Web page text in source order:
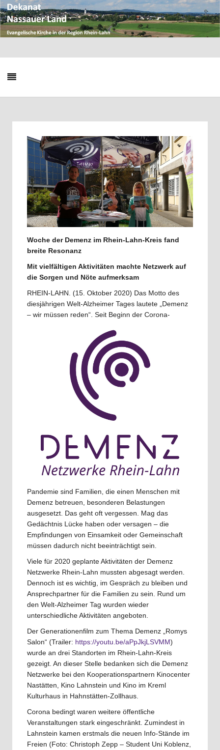
Woche der Demenz im Rhein-Lahn-Kreis fand
breite Resonanz
Mit vielfältigen Aktivitäten machte Netzwerk auf
die Sorgen und Nöte aufmerksam
RHEIN-LAHN. (15. Oktober 2020) Das Motto des
diesjährigen Welt-Alzheimer Tages lautete „Demenz
– wir müssen reden“. Seit Beginn der Corona-
Pandemie sind Familien, die einen Menschen mit
Demenz betreuen, besonderen Belastungen
ausgesetzt. Das geht oft vergessen. Mag das
Gedächtnis Lücke haben oder versagen – die
Empfindungen von Einsamkeit oder Gemeinschaft
müssen dadurch nicht beeinträchtigt sein.
Viele für 2020 geplante Aktivitäten der Demenz
Netzwerke Rhein-Lahn mussten abgesagt werden.
Dennoch ist es wichtig, im Gespräch zu bleiben und
Ansprechpartner für die Familien zu sein. Rund um
den Welt-Alzheimer Tag wurden wieder
unterschiedliche Aktivitäten angeboten.
Der Generationenfilm zum Thema Demenz „Romys
Salon“ (Trailer: https://youtu.be/aPpJkjLSVMM)
wurde an drei Standorten im Rhein-Lahn-Kreis
gezeigt. An dieser Stelle bedanken sich die Demenz
Netzwerke bei den Kooperationspartnern Kinocenter
Nastätten, Kino Lahnstein und Kino im Kreml
Kulturhaus in Hahnstätten-Zollhaus.
Corona bedingt waren weitere öffentliche
Veranstaltungen stark eingeschränkt. Zumindest in
Lahnstein kamen erstmals die neuen Info-Stände im
Freien (Foto: Christoph Zepp – Student Uni Koblenz,